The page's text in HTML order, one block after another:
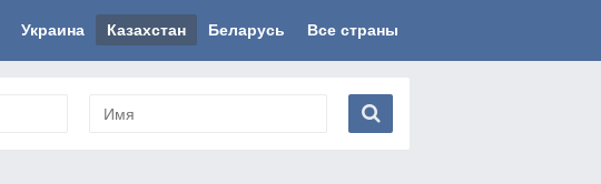
Украина Казахстан Беларусь Все страны